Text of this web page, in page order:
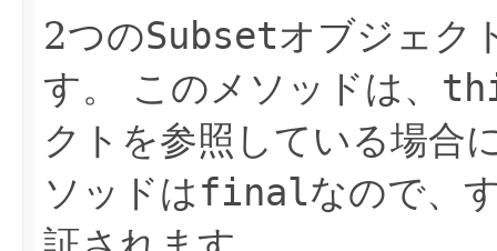
2つのSubsetオブジェク
す。
このメソッドは、
クトを参照している場合
ソッドはfinalなので、